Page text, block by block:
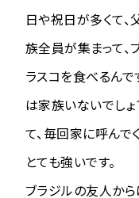
日や祝日が多くて、
族全員が集まって
ラスコを食べるんで
は家族いないでしょ
て、毎回家に呼んで
とても強いです。
ブラジルの友人か